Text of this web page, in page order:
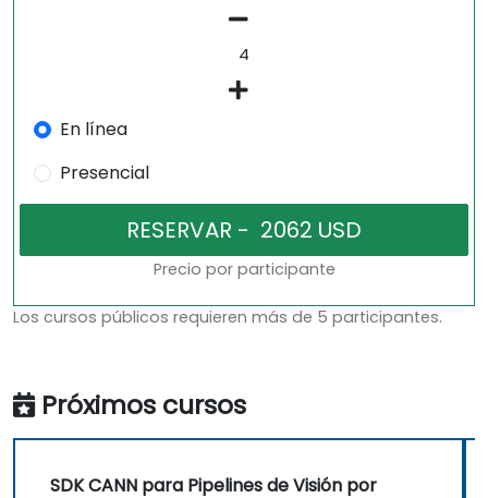
En línea
Presencial
Precio por participante
Los cursos públicos requieren más de 5 participantes.
Próximos cursos
SDK CANN para Pipelines de Visión por